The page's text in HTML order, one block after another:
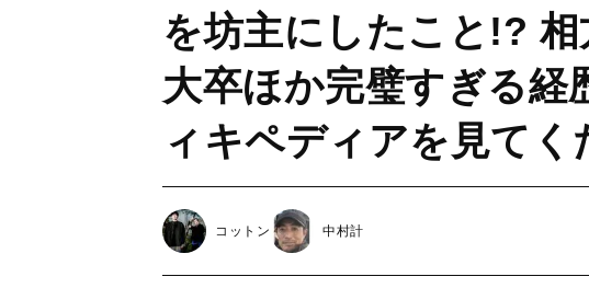
を坊主にしたこと!?
大卒ほか完璧すぎる経
ィキペディアを見てく
コットン 中村計